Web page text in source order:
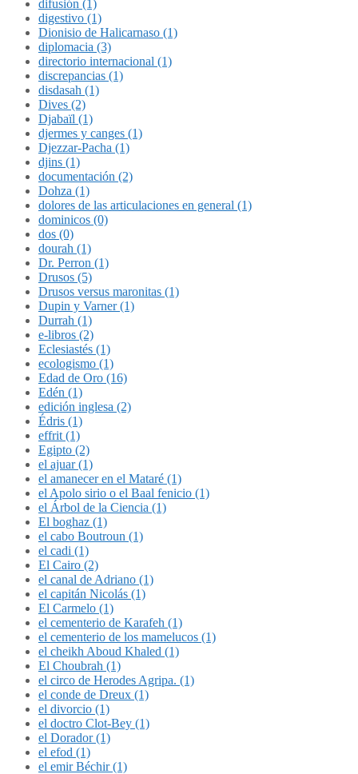
difusión (1)
digestivo (1)
Dionisio de Halicarnaso (1)
diplomacia (3)
directorio internacional (1)
discrepancias (1)
disdasah (1)
Dives (2)
Djabaïl (1)
djermes y canges (1)
Djezzar-Pacha (1)
djins (1)
documentación (2)
Dohza (1)
dolores de las articulaciones en general (1)
dominicos (0)
dos (0)
dourah (1)
Dr. Perron (1)
Drusos (5)
Drusos versus maronitas (1)
Dupin y Varner (1)
Durrah (1)
e-libros (2)
Eclesiastés (1)
ecologismo (1)
Edad de Oro (16)
Edén (1)
edición inglesa (2)
Édris (1)
effrit (1)
Egipto (2)
el ajuar (1)
el amanecer en el Mataré (1)
el Apolo sirio o el Baal fenicio (1)
el Árbol de la Ciencia (1)
El boghaz (1)
el cabo Boutroun (1)
el cadi (1)
El Cairo (2)
el canal de Adriano (1)
el capitán Nicolás (1)
El Carmelo (1)
el cementerio de Karafeh (1)
el cementerio de los mamelucos (1)
el cheikh Aboud Khaled (1)
El Choubrah (1)
el circo de Herodes Agripa. (1)
el conde de Dreux (1)
el divorcio (1)
el doctro Clot-Bey (1)
el Dorador (1)
el efod (1)
el emir Béchir (1)